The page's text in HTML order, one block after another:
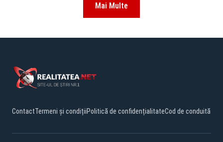
Mai Multe
ContactTermeni și condițiiPolitică de confidențialitateCod de conduită